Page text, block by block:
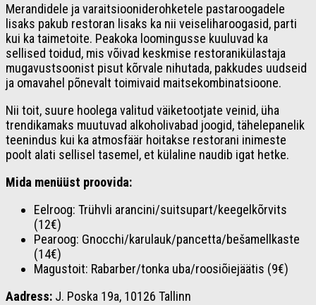
Merandidele ja varaitsiooniderohketele pastaroogadele
lisaks pakub restoran lisaks ka nii veiseliharoogasid, parti
kui ka taimetoite. Peakoka loomingusse kuuluvad ka
sellised toidud, mis võivad keskmise restoranikülastaja
mugavustsoonist pisut kõrvale nihutada, pakkudes uudseid
ja omavahel põnevalt toimivaid maitsekombinatsioone.
Nii toit, suure hoolega valitud väiketootjate veinid, üha
trendikamaks muutuvad alkoholivabad joogid, tähelepanelik
teenindus kui ka atmosfäär hoitakse restorani inimeste
poolt alati sellisel tasemel, et külaline naudib igat hetke.
Mida menüüst proovida:
Eelroog: Trühvli arancini/suitsupart/keegelkõrvits
(12€)
Pearoog: Gnocchi/karulauk/pancetta/bešamellkaste
(14€)
Magustoit: Rabarber/tonka uba/roosiõiejäätis (9€)
Aadress: J. Poska 19a, 10126 Tallinn